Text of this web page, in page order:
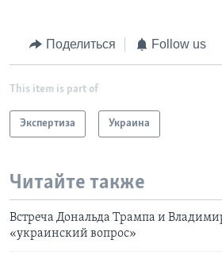
Поделиться Follow us
This item is part of
Экспертиза Украина
Читайте также
Встреча Дональда Трампа и
«украинский вопрос»